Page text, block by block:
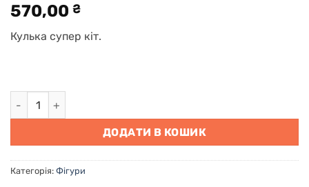
570,00 ₴
Кулька супер кіт.
Кулька Супер кіт кількість
ДОДАТИ В КОШИК
Категорія: Фігури